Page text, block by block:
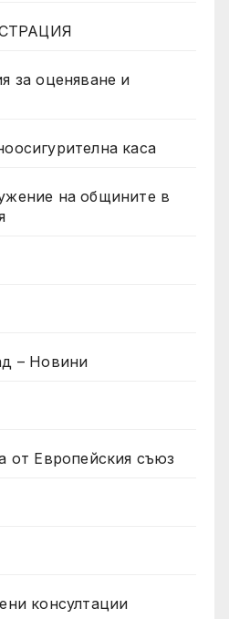
за оценяване и
каса
на общините в
– Новини
от Европейския съюз
консултации